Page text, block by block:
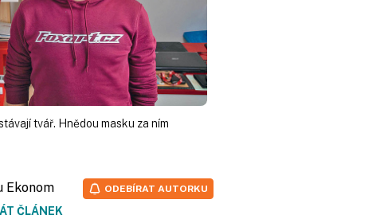
tvář. Hnědou masku za ním
Ekonom
ČLÁNEK
ODEBÍRAT AUTORKU